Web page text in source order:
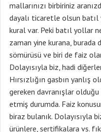
mallarınızı birbiriniz
dayalı ticaretle olsun batıl
kural var. Peki batıl yollar
zaman yine kurana, burada
sömürüsü ve biri de faiz
Dolayısıyla biz, hadi
Hırsızlığın gasbın yanlış
gereken davranışlar
etmiş durumda. Faiz
biraz bulanık. Dolayısıyla
ürünlere, sertifikalara vs.